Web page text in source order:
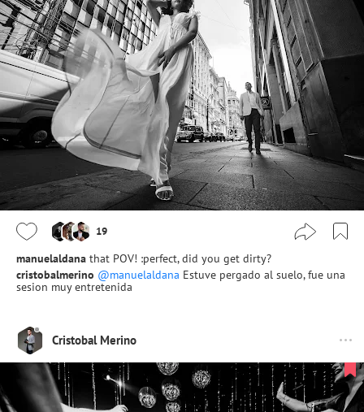
19
manuelaldana that POV! :perfect, did you get dirty?
cristobalmerino @manuelaldana Estuve pergado al suelo, fue una
sesion muy entretenida
Cristobal Merino